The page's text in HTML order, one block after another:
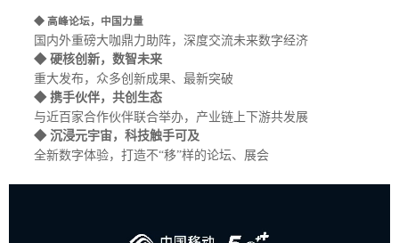
◆ 高峰论坛，中国力量
国内外重磅大咖鼎力助阵，深度交流未来数字经济
◆ 硬核创新，数智未来
重大发布，众多创新成果、最新突破
◆ 携手伙伴，共创生态
与近百家合作伙伴联合举办，产业链上下游共发展
◆ 沉浸元宇宙，科技触手可及
全新数字体验，打造不“移”样的论坛、展会